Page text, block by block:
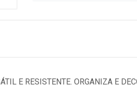
E RESISTENTE. ORGANIZA E